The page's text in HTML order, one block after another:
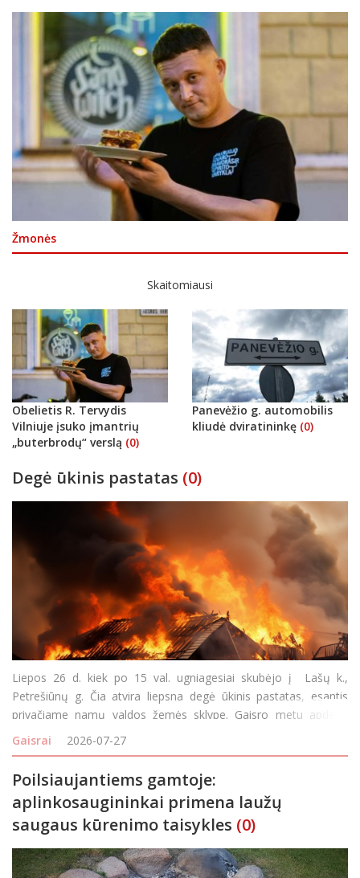
Žmonės
Skaitomiausi
Obelietis R. Tervydis
Vilniuje įsuko įmantrių
„buterbrodų“ verslą (0)
Panevėžio g. automobilis
kliudė dviratininkę (0)
Degė ūkinis pastatas (0)
Liepos 26 d. kiek po 15 val. ugniagesiai skubėjo į Lašų k.,
Petrešiūnų g. Čia atvira liepsna degė ūkinis pastatas, esantis
privačiame namų valdos žemės sklype. Gaisro metu apdegė
betoninės perdangos, sulieti namų apyvokos daiktai ir patalpos.
Gaisrai 2026-07-27
Poilsiaujantiems gamtoje:
aplinkosaugininkai primena laužų
saugaus kūrenimo taisykles (0)